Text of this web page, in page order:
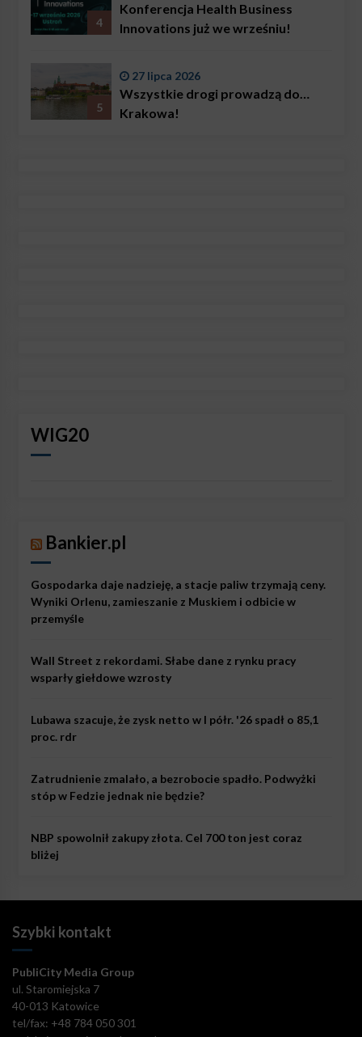
4
Konferencja Health Business
Innovations już we wrześniu!
5
27 lipca 2026
Wszystkie drogi prowadzą do…
Krakowa!
WIG20
Bankier.pl
Gospodarka daje nadzieję, a stacje paliw trzymają ceny.
Wyniki Orlenu, zamieszanie z Muskiem i odbicie w
przemyśle
Wall Street z rekordami. Słabe dane z rynku pracy
wsparły giełdowe wzrosty
Lubawa szacuje, że zysk netto w I półr. '26 spadł o 85,1
proc. rdr
Zatrudnienie zmalało, a bezrobocie spadło. Podwyżki
stóp w Fedzie jednak nie będzie?
NBP spowolnił zakupy złota. Cel 700 ton jest coraz
bliżej
Szybki kontakt
PubliCity Media Group
ul. Staromiejska 7
40-013 Katowice
tel/fax: +48 784 050 301